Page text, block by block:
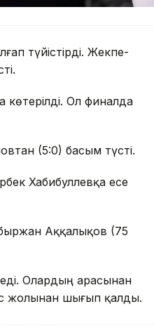
түйістірді. Жекпе-
Ол финалда
(5:0) басым түсті.
Хабибуллевқа есе
Аққалықов (75
еді. Олардың арасынан
жолынан шығып қалды.